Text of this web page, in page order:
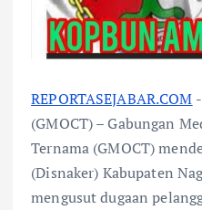
REPORTASEJABAR.COM
(GMOCT) – Gabungan
Ternama (GMOCT)
(Disnaker) Kabupaten
mengusut dugaan